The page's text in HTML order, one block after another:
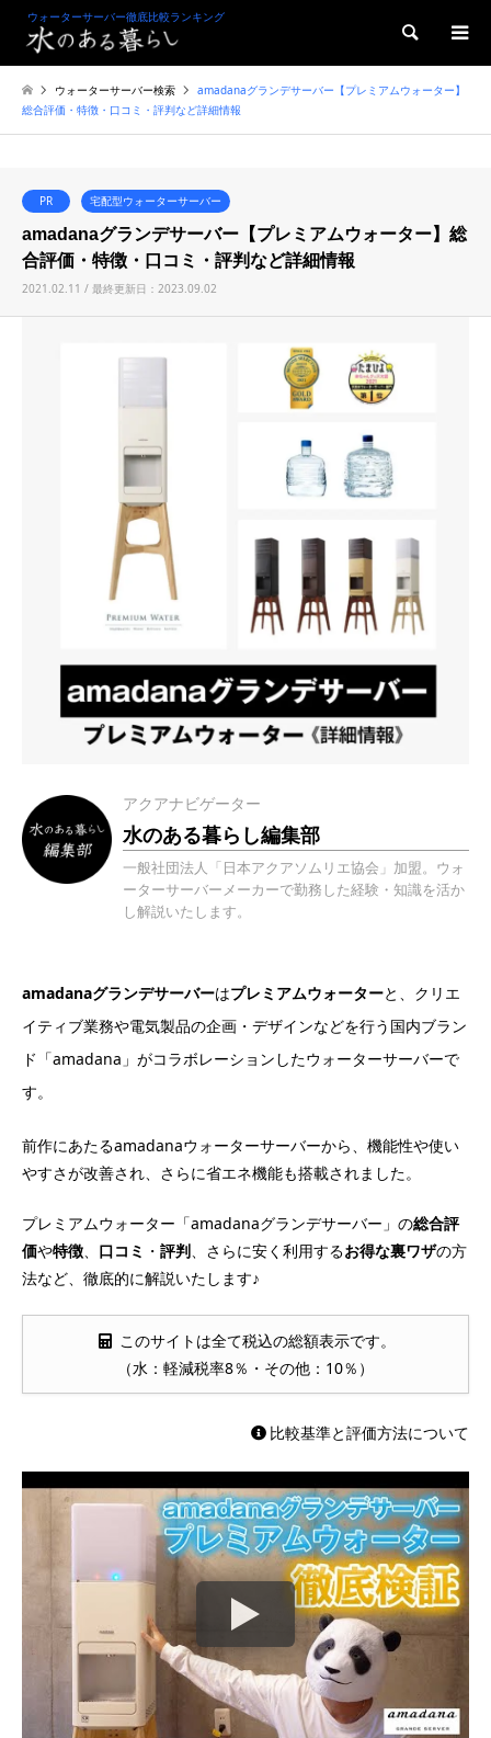
ウォーターサーバー徹底比較ランキング
検索
ウォーターサーバー検索
amadanaグランデサーバー【プレミアムウォーター】
総合評価・特徴・口コミ・評判など詳細情報
PR 宅配型ウォーターサーバー
amadanaグランデサーバー【プレミアムウォーター】総
合評価・特徴・口コミ・評判など詳細情報
2021.02.11 / 最終更新日：2023.09.02
アクアナビゲーター
水のある暮らし編集部
一般社団法人「日本アクアソムリエ協会」加盟。ウォ
ーターサーバーメーカーで勤務した経験・知識を活か
し解説いたします。
amadanaグランデサーバーはプレミアムウォーターと、クリエ
イティブ業務や電気製品の企画・デザインなどを行う国内ブラン
ド「amadana」がコラボレーションしたウォーターサーバーで
す。
前作にあたるamadanaウォーターサーバーから、機能性や使い
やすさが改善され、さらに省エネ機能も搭載されました。
プレミアムウォーター「amadanaグランデサーバー」の総合評
価や特徴 口コミ ・ 評判 、さらに安く利用するお得な裏ワザの方
法など、徹底的に解説いたします♪
このサイトは全て税込の総額表示です。
（水：軽減税率8％・その他：10％）
比較基準と評価方法について